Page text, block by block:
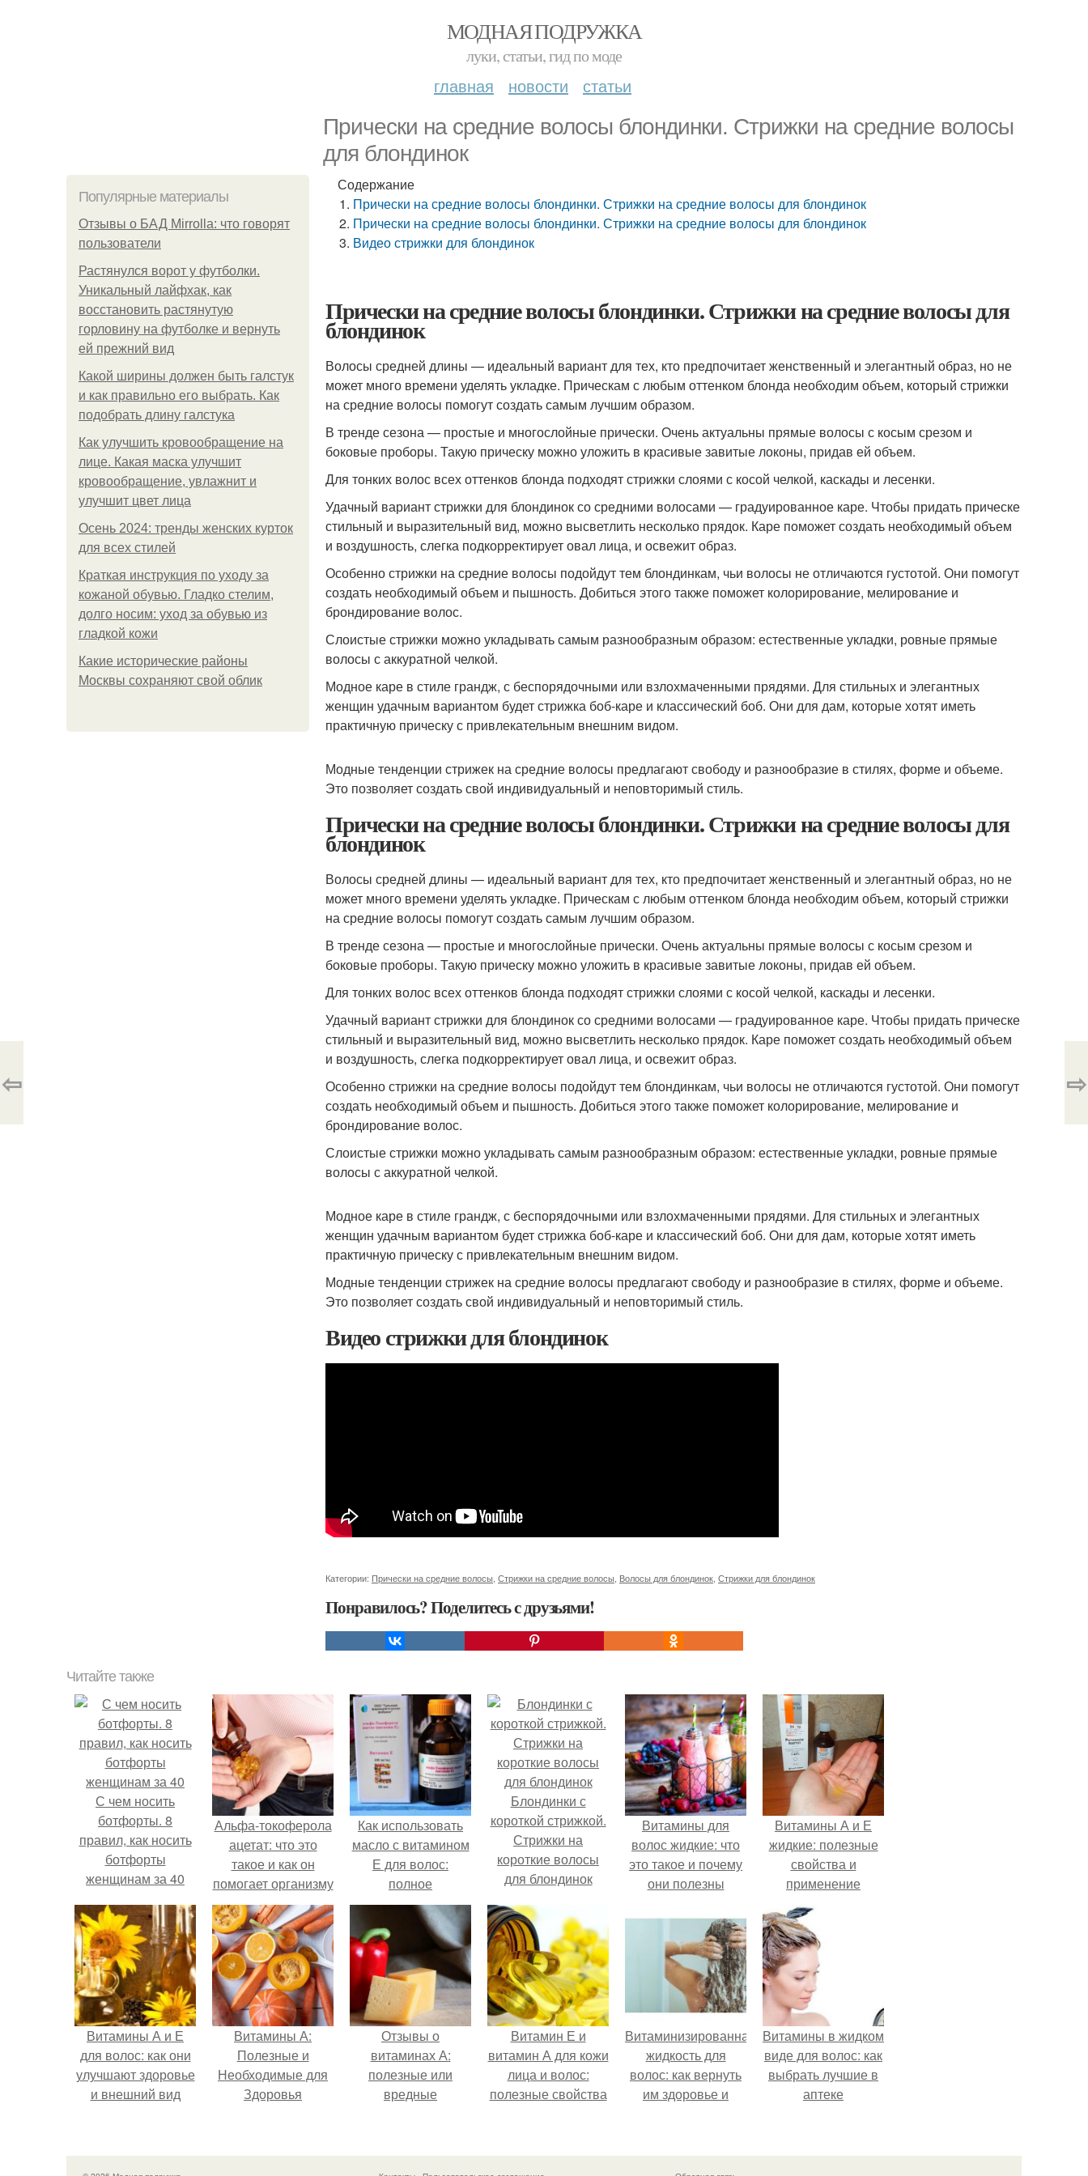
МОДНАЯ ПОДРУЖКА
луки, статьи, гид по моде
главная новости статьи
Прически на средние волосы блондинки. Стрижки на средние волосы
для блондинок
Популярные материалы
Отзывы о БАД Mirrolla: что говорят
пользователи
Растянулся ворот у футболки.
Уникальный лайфхак, как
восстановить растянутую
горловину на футболке и вернуть
ей прежний вид
Какой ширины должен быть галстук
и как правильно его выбрать. Как
подобрать длину галстука
Как улучшить кровообращение на
лице. Какая маска улучшит
кровообращение, увлажнит и
улучшит цвет лица
Осень 2024: тренды женских курток
для всех стилей
Краткая инструкция по уходу за
кожаной обувью. Гладко стелим,
долго носим: уход за обувью из
гладкой кожи
Какие исторические районы
Москвы сохраняют свой облик
Содержание
Прически на средние волосы блондинки. Стрижки на средние волосы для блондинок
Прически на средние волосы блондинки. Стрижки на средние волосы для блондинок
Видео стрижки для блондинок
Прически на средние волосы блондинки. Стрижки на средние волосы для
блондинок
Волосы средней длины — идеальный вариант для тех, кто предпочитает женственный и элегантный образ, но не
может много времени уделять укладке. Прическам с любым оттенком блонда необходим объем, который стрижки
на средние волосы помогут создать самым лучшим образом.
В тренде сезона — простые и многослойные прически. Очень актуальны прямые волосы с косым срезом и
боковые проборы. Такую прическу можно уложить в красивые завитые локоны, придав ей объем.
Для тонких волос всех оттенков блонда подходят стрижки слоями с косой челкой, каскады и лесенки.
Удачный вариант стрижки для блондинок со средними волосами — градуированное каре. Чтобы придать прическе
стильный и выразительный вид, можно высветлить несколько прядок. Каре поможет создать необходимый объем
и воздушность, слегка подкорректирует овал лица, и освежит образ.
Особенно стрижки на средние волосы подойдут тем блондинкам, чьи волосы не отличаются густотой. Они помогут
создать необходимый объем и пышность. Добиться этого также поможет колорирование, мелирование и
брондирование волос.
Слоистые стрижки можно укладывать самым разнообразным образом: естественные укладки, ровные прямые
волосы с аккуратной челкой.
Модное каре в стиле грандж, с беспорядочными или взлохмаченными прядями. Для стильных и элегантных
женщин удачным вариантом будет стрижка боб-каре и классический боб. Они для дам, которые хотят иметь
практичную прическу с привлекательным внешним видом.
Модные тенденции стрижек на средние волосы предлагают свободу и разнообразие в стилях, форме и объеме.
Это позволяет создать свой индивидуальный и неповторимый стиль.
Прически на средние волосы блондинки. Стрижки на средние волосы для
блондинок
Волосы средней длины — идеальный вариант для тех, кто предпочитает женственный и элегантный образ, но не
может много времени уделять укладке. Прическам с любым оттенком блонда необходим объем, который стрижки
на средние волосы помогут создать самым лучшим образом.
В тренде сезона — простые и многослойные прически. Очень актуальны прямые волосы с косым срезом и
боковые проборы. Такую прическу можно уложить в красивые завитые локоны, придав ей объем.
Для тонких волос всех оттенков блонда подходят стрижки слоями с косой челкой, каскады и лесенки.
Удачный вариант стрижки для блондинок со средними волосами — градуированное каре. Чтобы придать прическе
стильный и выразительный вид, можно высветлить несколько прядок. Каре поможет создать необходимый объем
и воздушность, слегка подкорректирует овал лица, и освежит образ.
Особенно стрижки на средние волосы подойдут тем блондинкам, чьи волосы не отличаются густотой. Они помогут
создать необходимый объем и пышность. Добиться этого также поможет колорирование, мелирование и
брондирование волос.
Слоистые стрижки можно укладывать самым разнообразным образом: естественные укладки, ровные прямые
волосы с аккуратной челкой.
Модное каре в стиле грандж, с беспорядочными или взлохмаченными прядями. Для стильных и элегантных
женщин удачным вариантом будет стрижка боб-каре и классический боб. Они для дам, которые хотят иметь
практичную прическу с привлекательным внешним видом.
Модные тенденции стрижек на средние волосы предлагают свободу и разнообразие в стилях, форме и объеме.
Это позволяет создать свой индивидуальный и неповторимый стиль.
Видео стрижки для блондинок
Категории: Прически на средние волосы Стрижки на средние волосы Волосы для блондинок Стрижки для блондинок
Понравилось? Поделитесь с друзьями!
⇦ ⇨
Читайте также
С чем носить
ботфорты. 8
правил, как носить
ботфорты
женщинам за 40
Альфа-токоферола
ацетат: что это
такое и как он
помогает организму
Как использовать
масло с витамином
Е для волос:
полное
руководство
Блондинки с
короткой стрижкой.
Стрижки на
короткие волосы
для блондинок
Витамины для
волос жидкие: что
это такое и почему
они полезны
Витамины А и Е
жидкие: полезные
свойства и
применение
Витамины А и Е
для волос: как они
улучшают здоровье
и внешний вид
Витамины А:
Полезные и
Необходимые для
Здоровья
Отзывы о
витаминах А:
полезные или
вредные
Витамин Е и
витамин А для кожи
лица и волос:
полезные свойства
Витаминизированная
жидкость для
волос: как вернуть
им здоровье и
Витамины в жидком
виде для волос: как
выбрать лучшие в
аптеке